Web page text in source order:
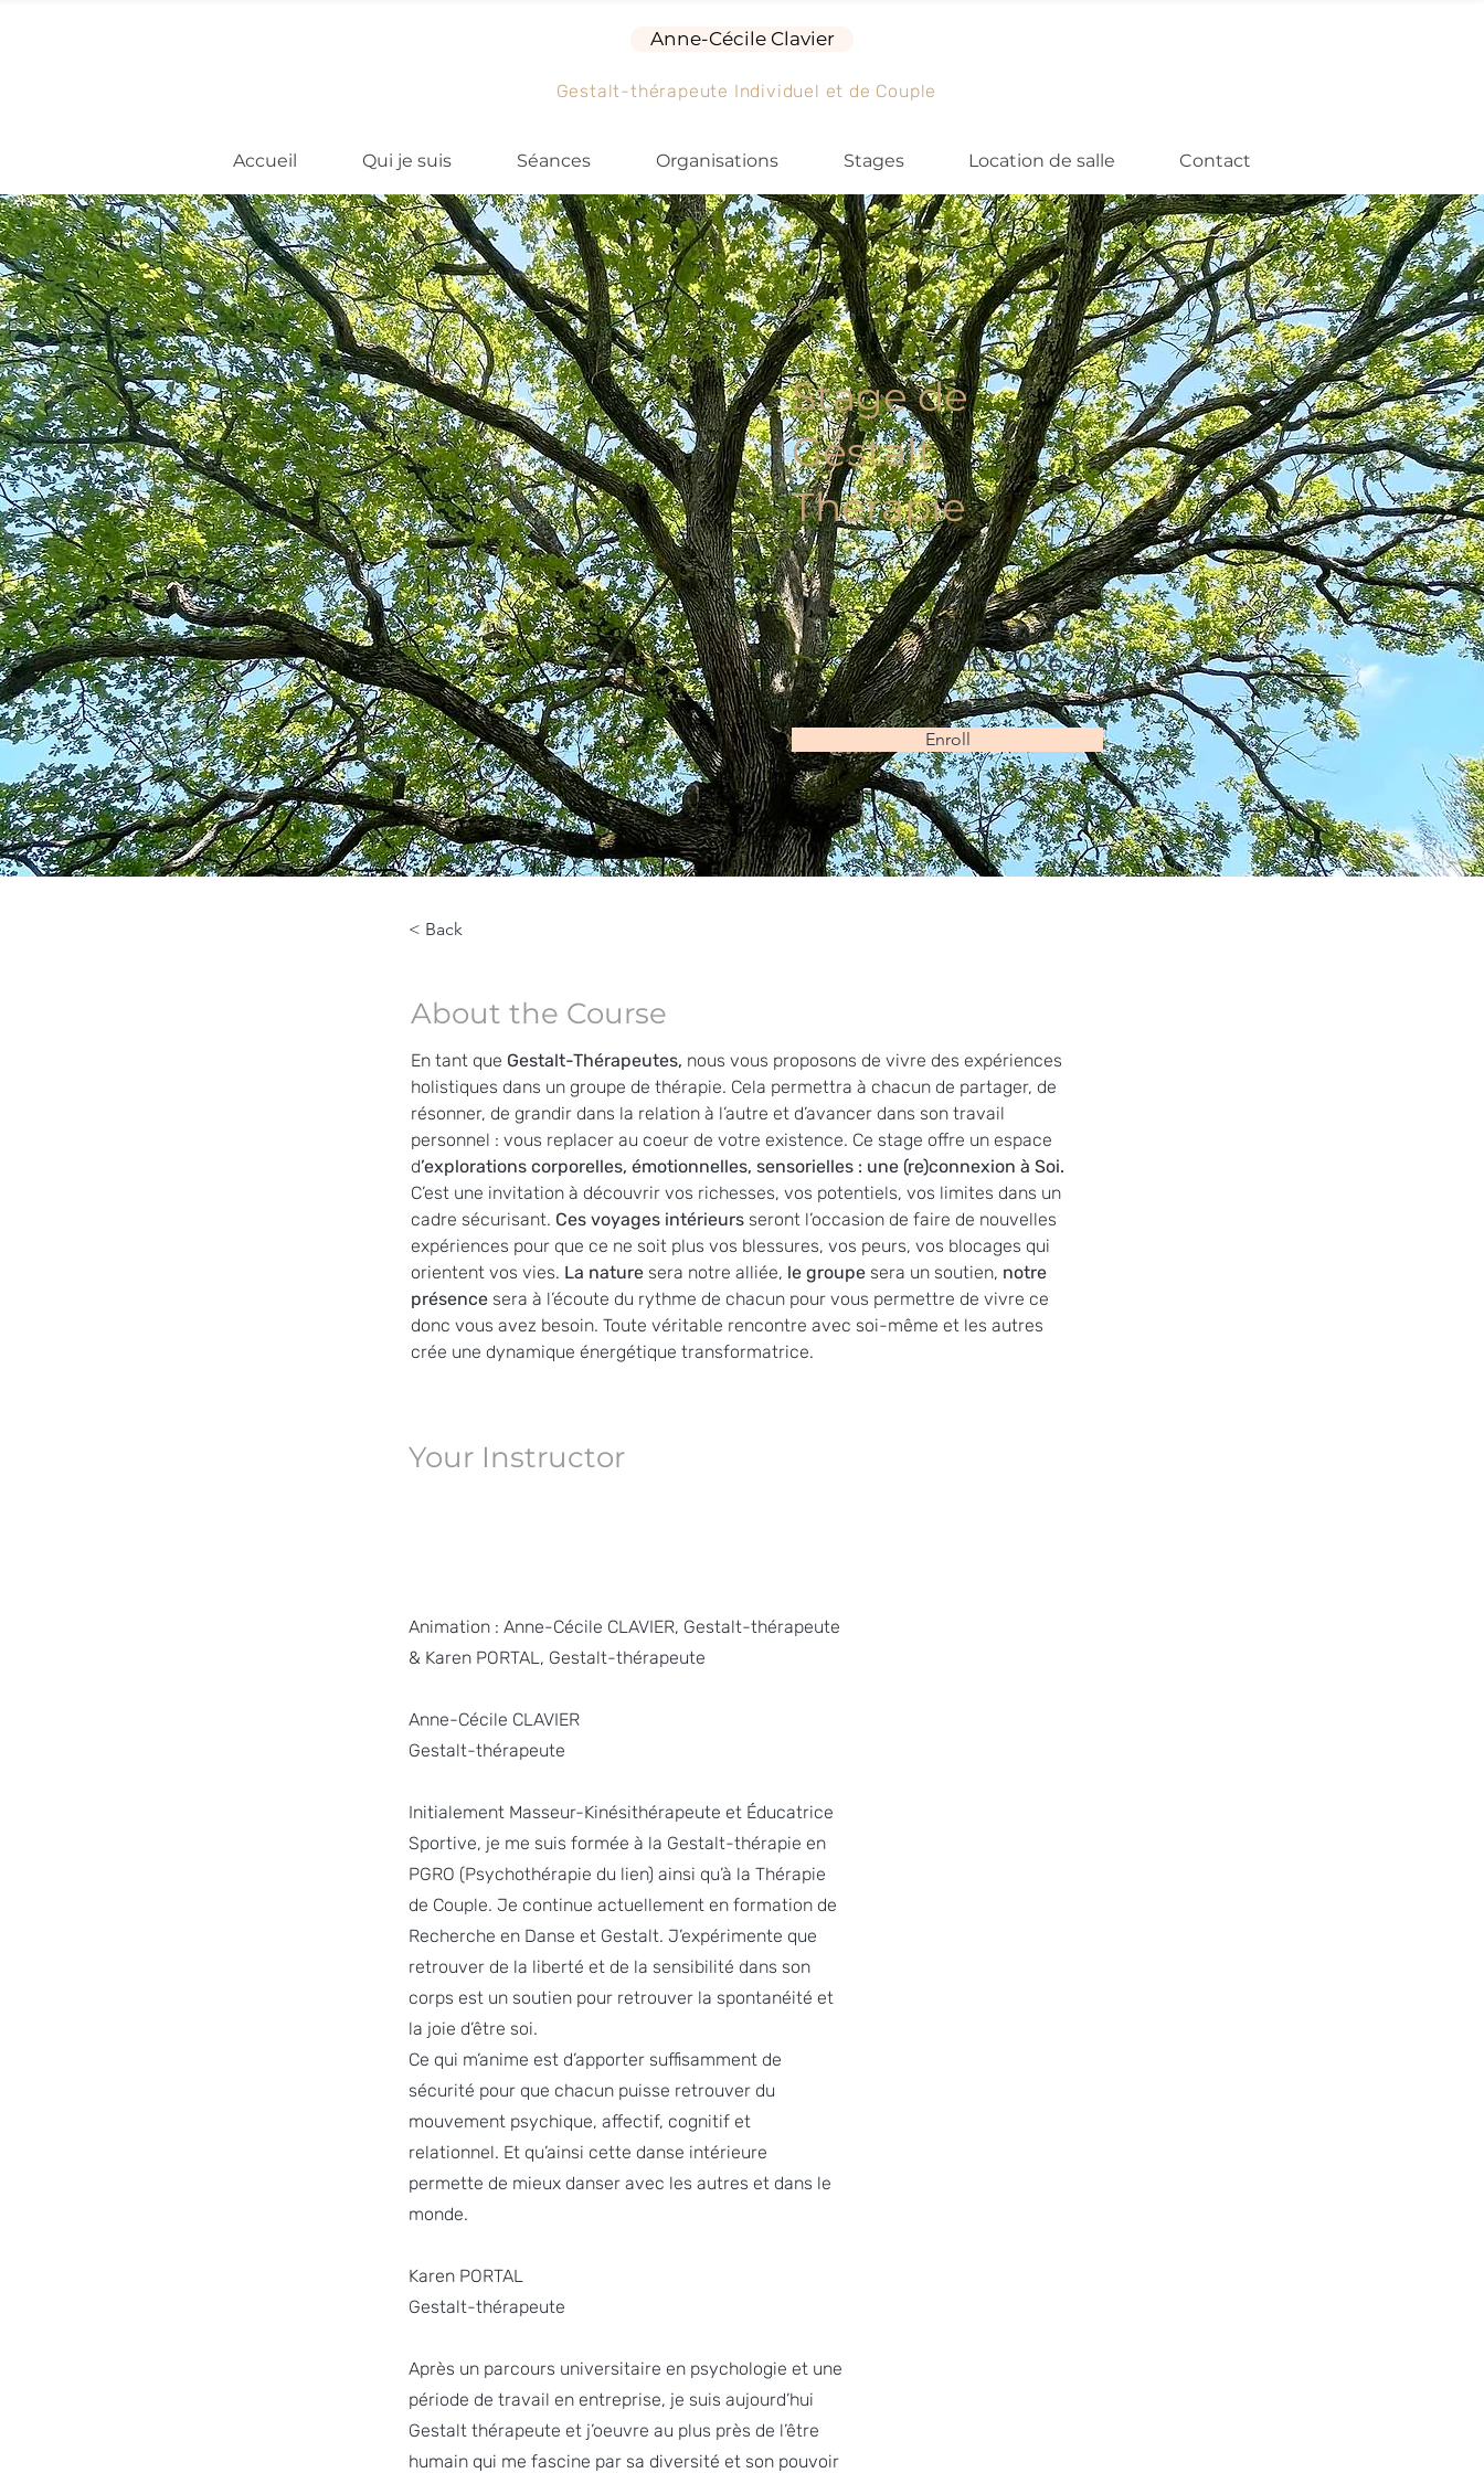
Anne-Cécile Clavier
Gestalt-thérapeute Individuel et de Couple
Accueil Qui je suis Séances Organisations Stages Location de salle Contact
Stage de
Gestalt
Thérapie
Price Duration
Du 22 au 26
juillet 2026
Enroll
< Back
About the Course
En tant que Gestalt-Thérapeutes, nous vous proposons de vivre des expériences
holistiques dans un groupe de thérapie. Cela permettra à chacun de partager, de
résonner, de grandir dans la relation à l’autre et d’avancer dans son travail
personnel : vous replacer au coeur de votre existence. Ce stage offre un espace
d’explorations corporelles, émotionnelles, sensorielles : une (re)connexion à Soi.
C’est une invitation à découvrir vos richesses, vos potentiels, vos limites dans un
cadre sécurisant. Ces voyages intérieurs seront l’occasion de faire de nouvelles
expériences pour que ce ne soit plus vos blessures, vos peurs, vos blocages qui
orientent vos vies. La nature sera notre alliée, le groupe sera un soutien, notre
présence sera à l’écoute du rythme de chacun pour vous permettre de vivre ce
donc vous avez besoin. Toute véritable rencontre avec soi-même et les autres
crée une dynamique énergétique transformatrice.
Your Instructor
Animation : Anne-Cécile CLAVIER, Gestalt-thérapeute
& Karen PORTAL, Gestalt-thérapeute
Anne-Cécile CLAVIER
Gestalt-thérapeute
Initialement Masseur-Kinésithérapeute et Éducatrice
Sportive, je me suis formée à la Gestalt-thérapie en
PGRO (Psychothérapie du lien) ainsi qu’à la Thérapie
de Couple. Je continue actuellement en formation de
Recherche en Danse et Gestalt. J’expérimente que
retrouver de la liberté et de la sensibilité dans son
corps est un soutien pour retrouver la spontanéité et
la joie d’être soi.
Ce qui m’anime est d’apporter suffisamment de
sécurité pour que chacun puisse retrouver du
mouvement psychique, affectif, cognitif et
relationnel. Et qu’ainsi cette danse intérieure
permette de mieux danser avec les autres et dans le
monde.
Karen PORTAL
Gestalt-thérapeute
Après un parcours universitaire en psychologie et une
période de travail en entreprise, je suis aujourd’hui
Gestalt thérapeute et j’oeuvre au plus près de l’être
humain qui me fascine par sa diversité et son pouvoir